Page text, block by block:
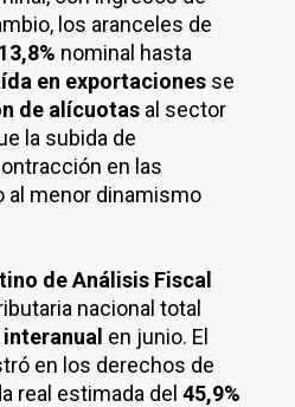
los aranceles de
13,8% nominal hasta
en exportaciones se
de alícuotas al sector
la subida de
en las
al menor dinamismo
de Análisis Fiscal
nacional total
en junio. El
en los derechos de
real estimada del 45,9%